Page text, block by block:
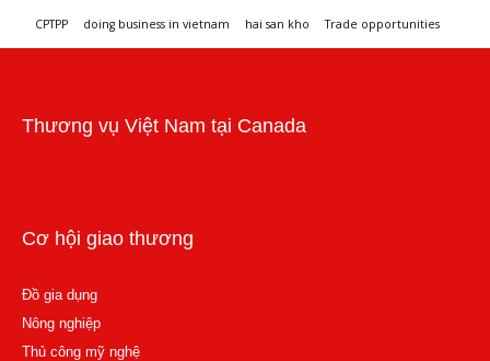
CPTPP doing business in vietnam hai san kho Trade opportunities
Thương vụ Việt Nam tại Canada
Cơ hội giao thương
Đồ gia dụng
Nông nghiệp
Thủ công mỹ nghệ